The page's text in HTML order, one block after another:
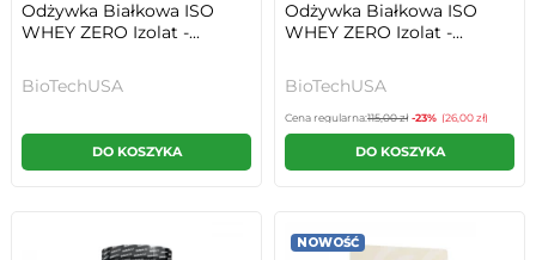
Odżywka Białkowa ISO
WHEY ZERO Izolat -...
BioTechUSA
DO KOSZYKA
Odżywka Białkowa ISO
WHEY ZERO Izolat -...
BioTechUSA
Cena regularna:115,00 zł -23% (26,00 zł)
DO KOSZYKA
NOWOŚĆ